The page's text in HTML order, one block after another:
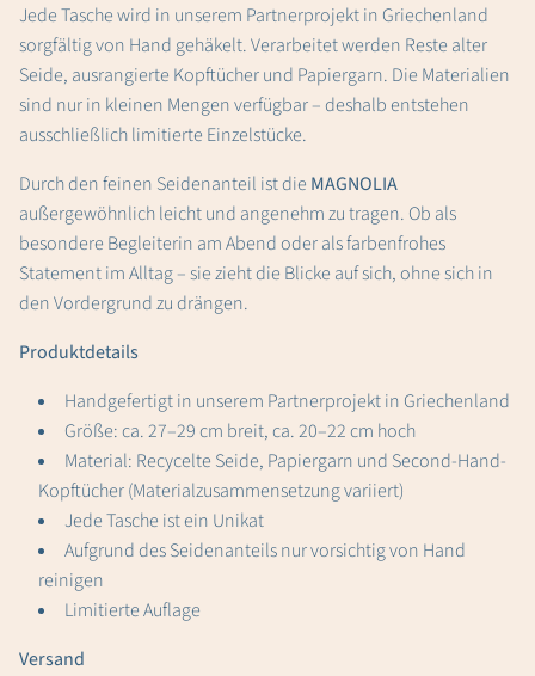
Jede Tasche wird in unserem Partnerprojekt in Griechenland
sorgfältig von Hand gehäkelt. Verarbeitet werden Reste alter
Seide, ausrangierte Kopftücher und Papiergarn. Die Materialien
sind nur in kleinen Mengen verfügbar – deshalb entstehen
ausschließlich limitierte Einzelstücke.
Durch den feinen Seidenanteil ist die MAGNOLIA
außergewöhnlich leicht und angenehm zu tragen. Ob als
besondere Begleiterin am Abend oder als farbenfrohes
Statement im Alltag – sie zieht die Blicke auf sich, ohne sich in
den Vordergrund zu drängen.
Produktdetails
Handgefertigt in unserem Partnerprojekt in Griechenland
Größe: ca. 27–29 cm breit, ca. 20–22 cm hoch
Material: Recycelte Seide, Papiergarn und Second-Hand-
Kopftücher (Materialzusammensetzung variiert)
Jede Tasche ist ein Unikat
Aufgrund des Seidenanteils nur vorsichtig von Hand
reinigen
Limitierte Auflage
Versand